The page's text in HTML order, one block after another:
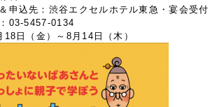
申込先：渋谷エクセルホテル東急・宴会受付
：03-5457-0134
日（金）～8月14日（木）